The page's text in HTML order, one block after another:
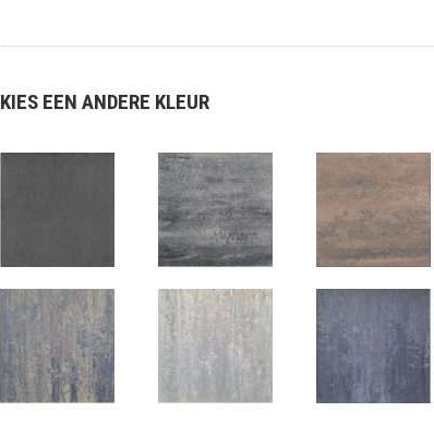
KIES EEN ANDERE KLEUR